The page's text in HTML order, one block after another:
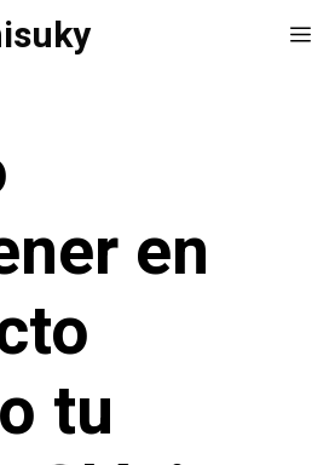
en
tu